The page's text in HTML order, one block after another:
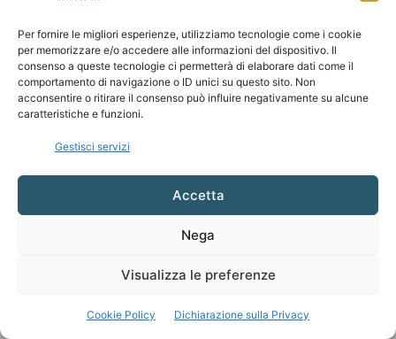
Per fornire le migliori esperienze, utilizziamo tecnologie come i cookie
per memorizzare e/o accedere alle informazioni del dispositivo. Il
consenso a queste tecnologie ci permetterà di elaborare dati come il
comportamento di navigazione o ID unici su questo sito. Non
acconsentire o ritirare il consenso può influire negativamente su alcune
caratteristiche e funzioni.
Gestisci servizi
Accetta
Nega
Visualizza le preferenze
Cookie Policy Dichiarazione sulla Privacy
SEGUICI